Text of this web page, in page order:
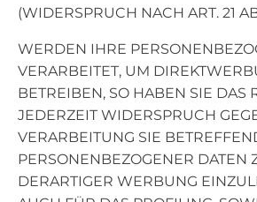
(WIDERSPRUCH NACH ART. 21
WERDEN IHRE
VERARBEITET, UM
BETREIBEN, SO HABEN SIE DAS
JEDERZEIT WIDERSPRUCH
VERARBEITUNG SIE
PERSONENBEZOGENER DATEN
DERARTIGER WERBUNG